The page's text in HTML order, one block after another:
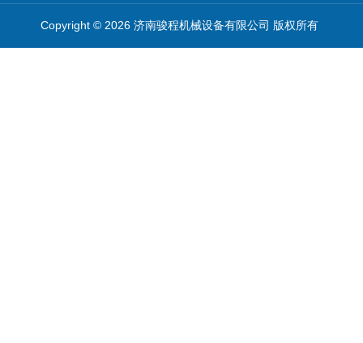
Copyright © 2026 济南骏程机械设备有限公司 版权所有